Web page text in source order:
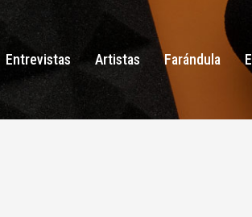
Entrevistas Artistas Farándula